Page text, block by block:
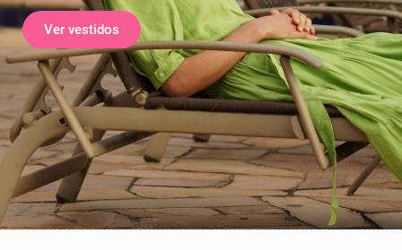
Ver vestidos